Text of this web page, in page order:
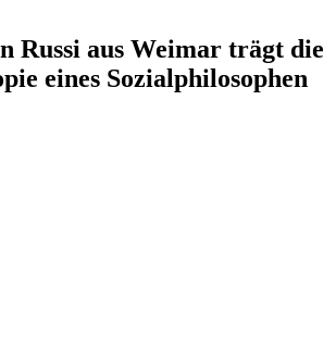
Russi aus Weimar trägt die
eines Sozialphilosophen